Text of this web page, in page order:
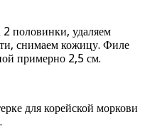
половинки, удаляем
снимаем кожицу. Филе
примерно 2,5 см.
для корейской моркови